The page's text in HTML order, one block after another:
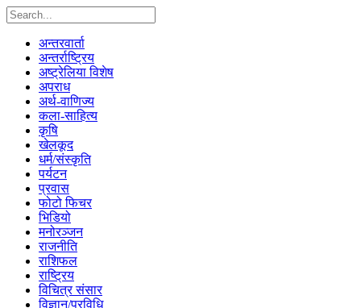
अन्तरवार्ता
अन्तर्राष्ट्रिय
अष्ट्रेलिया विशेष
अपराध
अर्थ-वाणिज्य
कला-साहित्य
कृषि
खेलकूद
धर्म/संस्कृति
पर्यटन
प्रवास
फोटो फिचर
भिडियो
मनोरञ्जन
राजनीति
राशिफल
राष्ट्रिय
विचित्र संसार
विज्ञान/प्रविधि